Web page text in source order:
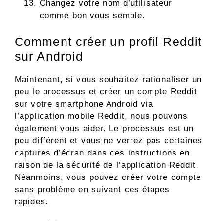
Changez votre nom d’utilisateur
comme bon vous semble.
Comment créer un profil Reddit
sur Android
Maintenant, si vous souhaitez rationaliser un
peu le processus et créer un compte Reddit
sur votre smartphone Android via
l’application mobile Reddit, nous pouvons
également vous aider. Le processus est un
peu différent et vous ne verrez pas certaines
captures d’écran dans ces instructions en
raison de la sécurité de l’application Reddit.
Néanmoins, vous pouvez créer votre compte
sans problème en suivant ces étapes
rapides.